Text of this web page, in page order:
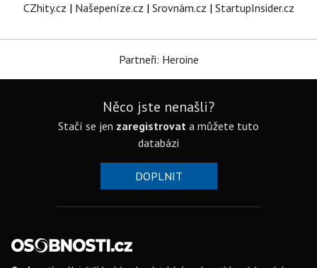
CZhity.cz | Našepeníze.cz | Srovnám.cz | StartupInsider.cz
Partneři: Heroine
Něco jste nenašli?
Stačí se jen zaregistrovat a můžete tuto
databázi
DOPLNIT